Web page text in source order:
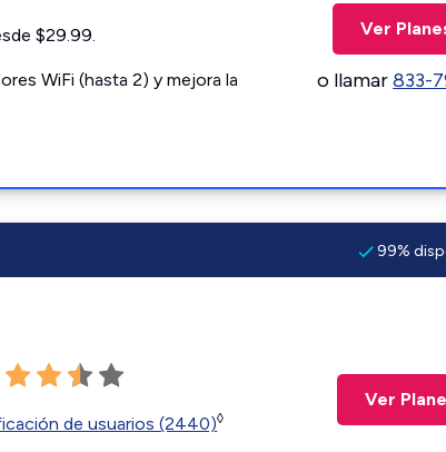
$29.99.
WiFi (hasta 2) y mejora la
Ver
o llamar833-
99%
de usuarios (2440)◊
Ver